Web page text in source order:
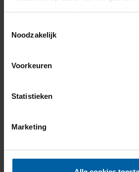
Noodzakelijk
Voorkeuren
Statistieken
Marketing
press@buas.nl